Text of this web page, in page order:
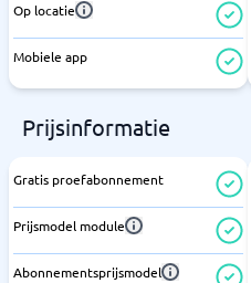
Op locatie
Mobiele app
Prijsinformatie
Gratis proefabonnement
Prijsmodel module
Abonnementsprijsmodel